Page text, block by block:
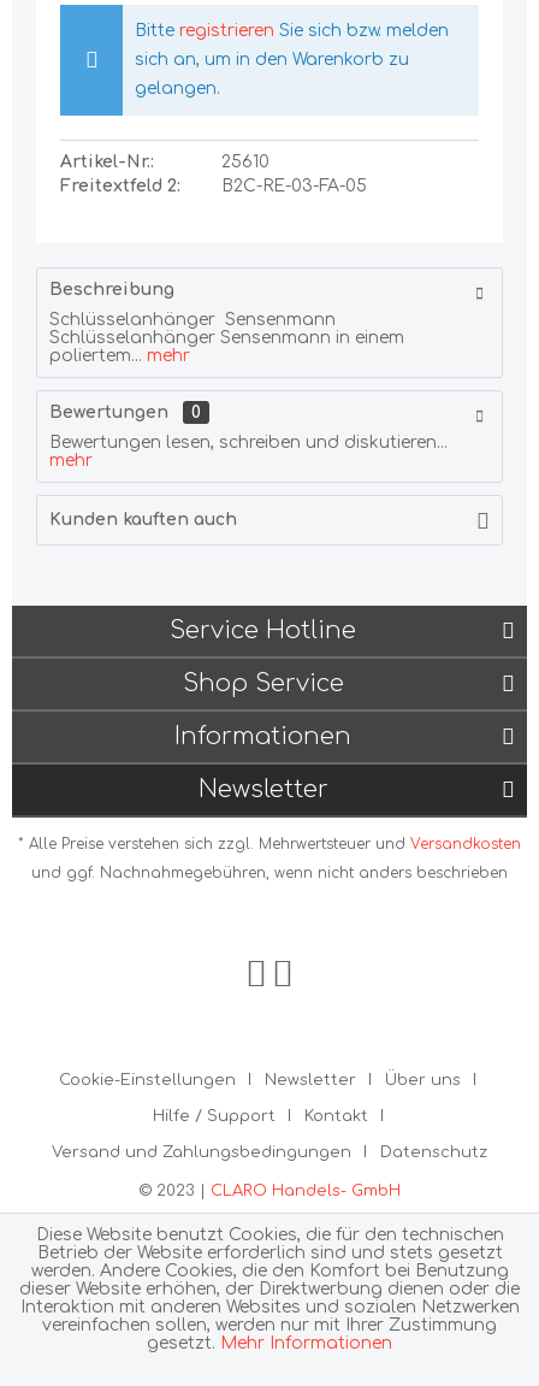
Bitte registrieren Sie sich bzw. melden
sich an, um in den Warenkorb zu
gelangen.
Artikel-Nr.:
25610
Freitextfeld 2:
B2C-RE-03-FA-05
Beschreibung
Schlüsselanhänger Sensenmann
Schlüsselanhänger Sensenmann in einem
poliertem... mehr
Bewertungen
0
Bewertungen lesen, schreiben und diskutieren...
mehr
Kunden kauften auch
Service Hotline
Shop Service
Informationen
Newsletter
* Alle Preise verstehen sich zzgl. Mehrwertsteuer und Versandkosten
und ggf. Nachnahmegebühren, wenn nicht anders beschrieben
Cookie-Einstellungen Newsletter Über uns
Hilfe / Support Kontakt
Versand und Zahlungsbedingungen Datenschutz
© 2023 | CLARO Handels- GmbH
Diese Website benutzt Cookies, die für den technischen
Betrieb der Website erforderlich sind und stets gesetzt
werden. Andere Cookies, die den Komfort bei Benutzung
dieser Website erhöhen, der Direktwerbung dienen oder die
Interaktion mit anderen Websites und sozialen Netzwerken
vereinfachen sollen, werden nur mit Ihrer Zustimmung
gesetzt. Mehr Informationen